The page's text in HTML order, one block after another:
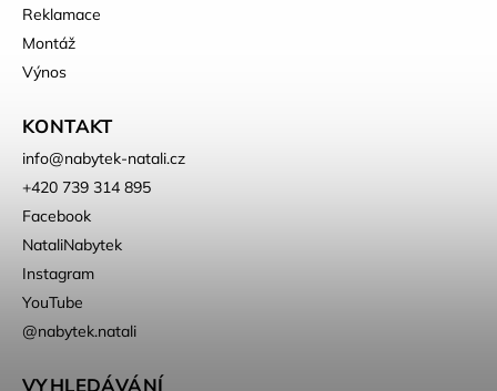
Reklamace
Montáž
Výnos
KONTAKT
info@nabytek-natali.cz
+420 739 314 895
Facebook
NataliNabytek
Instagram
YouTube
@nabytek.natali
VYHLEDÁVÁNÍ